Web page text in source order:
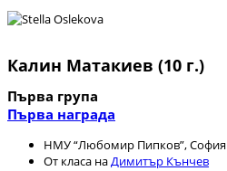
Калин Матакиев (10 г.)
Първа група
Първа награда
НМУ “Любомир Пипков”, София
От класа наДимитър Кънчев